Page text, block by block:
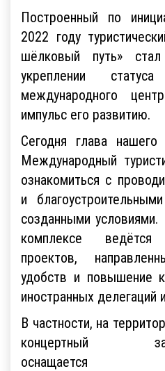
Построенный по
2022 году
шёлковый путь»
укреплении
международного
импульс его развитию.
Сегодня глава нашего
Международный
ознакомиться с
и
созданными
комплексе
проектов,
удобств и повышение
иностранных делегаций
В частности, на
концертный
оснащается